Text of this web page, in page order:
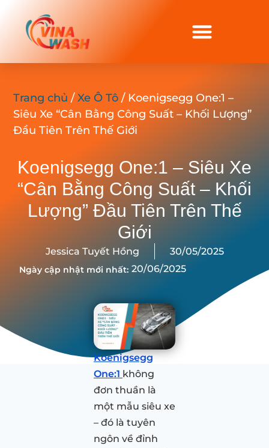
Trang chủ /Xe Ô Tô / Koenigsegg One:1 –
Siêu Xe “Cân Bằng Công Suất – Khối Lượng”
Đầu Tiên Trên Thế Giới
Koenigsegg One:1 – Siêu Xe
“Cân Bằng Công Suất – Khối
Lượng” Đầu Tiên Trên Thế
Giới
Jessica Tuyết Hồng 30/05/2025
Ngày cập nhật mới nhất: 20/06/2025
Koenigsegg
One:1 không
đơn thuần là
một mẫu siêu xe
– đó là tuyên
ngôn về đỉnh